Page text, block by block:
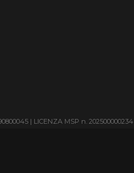
| LICENZA MSP n. 202500000234